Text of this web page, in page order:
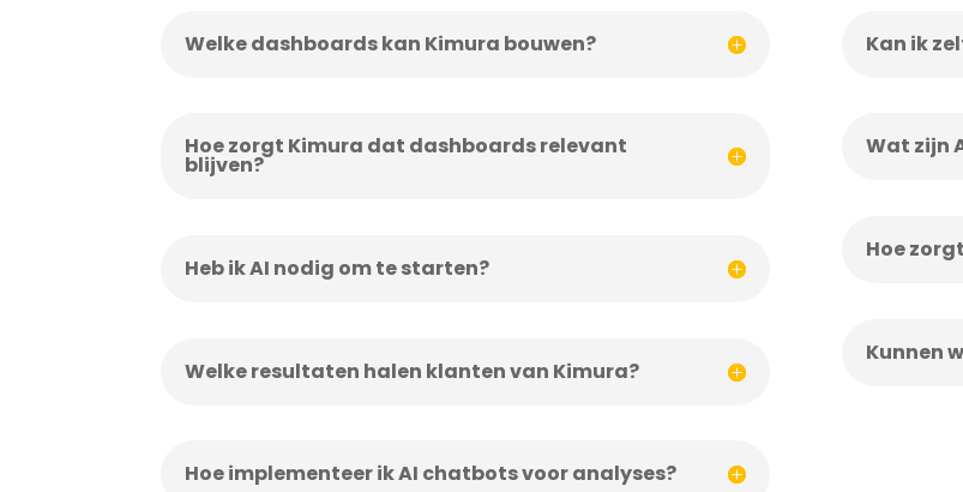
Welke dashboards kan Kimura bouwen?
Hoe zorgt Kimura dat dashboards relevant
blijven?
Heb ik AI nodig om te starten?
Welke resultaten halen klanten van Kimura?
Hoe implementeer ik AI chatbots voor analyses?
Kan ik
Wat zijn
Hoe
Kunnen